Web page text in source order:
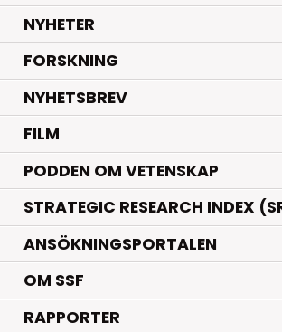
NYHETER.
FORSKNING.
NYHETSBREV
FILM
PODDEN OM VETENSKAP
STRATEGIC RESEARCH INDEX
ANSÖKNINGSPORTALEN
OM SSF
RAPPORTER